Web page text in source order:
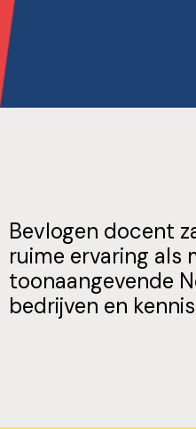
Bevlogen docent
ruime ervaring als
toonaangevende
bedrijven en